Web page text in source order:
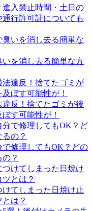
入禁止時間・土日の
行許可証についても
を消し去る簡単な方
反！捨てたゴミが後
す可能性が！
修理してもOK？どの
？
てしまった日焼け止
は？